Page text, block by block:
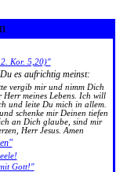
2. Kor. 5,20)"
es aufrichtig meinst:
vergib mir und nimm Dich
Herr meines Lebens. Ich will
und leite Du mich in allem.
schenke mir Deinen tiefen
an Dich glaube, sind mir
Herr Jesus. Amen
Gott!"